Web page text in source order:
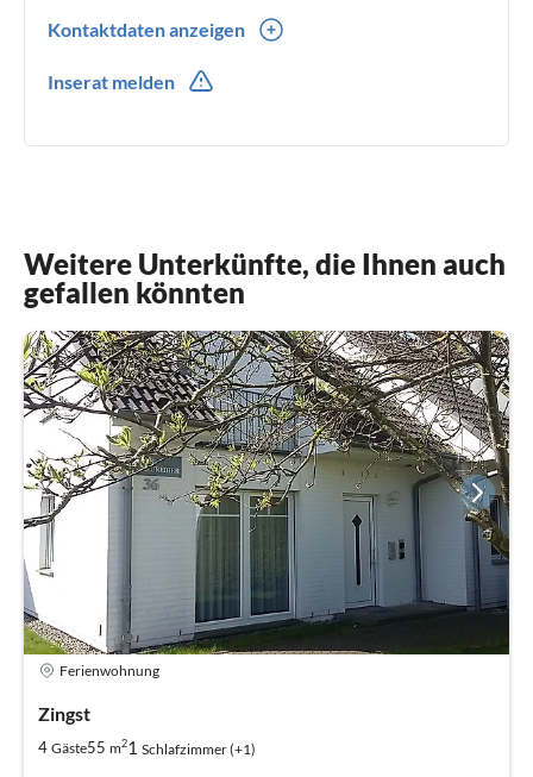
gute Tipps, wie wir das Lummennest aus Sicht der Kinder
optimieren können. Lassen Sie sich überraschen. Wir
wünschen einen schönen Aufenthalt! Ihre Familie Viets
Kontaktdaten anzeigen
Inserat melden
Weitere Unterkünfte, die Ihnen auch
gefallen könnten
Ferienwohnung
Zingst
4 Gäste55 m21 Schlafzimmer (+1)